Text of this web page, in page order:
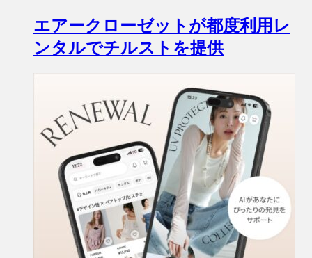
エアークローゼットが都度利用レ
ンタルでチルストを提供